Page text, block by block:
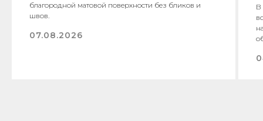
благородной матовой поверхности без бликов и
швов.
07.08.2026
В